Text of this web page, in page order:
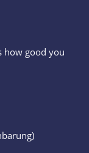
how good you